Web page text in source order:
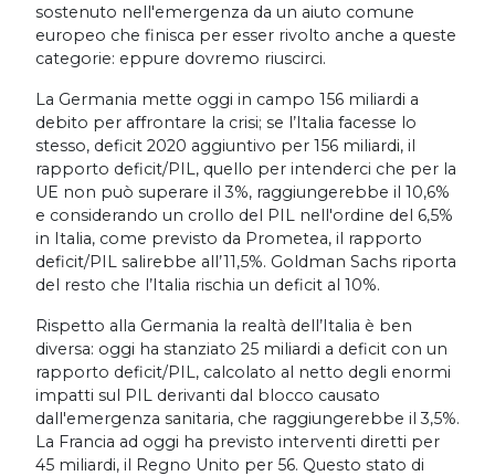
sostenuto nell'emergenza da un aiuto comune
europeo che finisca per esser rivolto anche a queste
categorie: eppure dovremo riuscirci.
La Germania mette oggi in campo 156 miliardi a
debito per affrontare la crisi; se l’Italia facesse lo
stesso, deficit 2020 aggiuntivo per 156 miliardi, il
rapporto deficit/PIL, quello per intenderci che per la
UE non può superare il 3%, raggiungerebbe il 10,6%
e considerando un crollo del PIL nell'ordine del 6,5%
in Italia, come previsto da Prometea, il rapporto
deficit/PIL salirebbe all’11,5%. Goldman Sachs riporta
del resto che l’Italia rischia un deficit al 10%.
Rispetto alla Germania la realtà dell’Italia è ben
diversa: oggi ha stanziato 25 miliardi a deficit con un
rapporto deficit/PIL, calcolato al netto degli enormi
impatti sul PIL derivanti dal blocco causato
dall'emergenza sanitaria, che raggiungerebbe il 3,5%.
La Francia ad oggi ha previsto interventi diretti per
45 miliardi, il Regno Unito per 56. Questo stato di